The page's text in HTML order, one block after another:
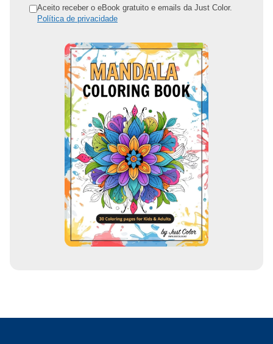
n Aceito receber o eBook gratuito e emails da Just Color.
Política de privacidade